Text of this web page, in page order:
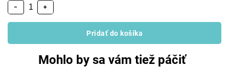
+
−
Pridať do košíka
Mohlo by sa vám tiež páčiť